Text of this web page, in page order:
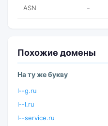
ASN -
Похожие домены
На ту же букву
l--g.ru
l--l.ru
l--service.ru